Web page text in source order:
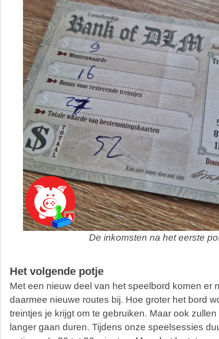
De inkomsten na het eerste
Het volgende potje
Met een nieuw deel van het speelbord komen er
daarmee nieuwe routes bij. Hoe groter het bord
treintjes je krijgt om te gebruiken. Maar ook
langer gaan duren. Tijdens onze speelsessies